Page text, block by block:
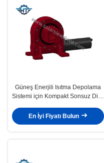
Güneş Enerjili Isıtma Depolama
Sistemi için Kompakt Sonsuz Dişli
En İyi Fiyatı Bulun